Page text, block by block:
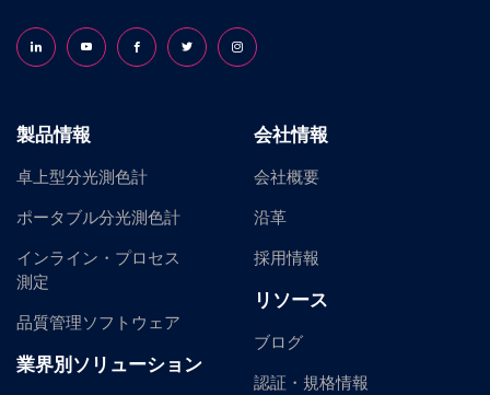
Follow us on LinkedInFollow us on YouTubeFollow us on Facebook
Follow us on X (formerly Twitter)
Follow us on Instagram
製品情報
卓上型分光測色計
ポータブル分光測色計
インライン・プロセス
測定
品質管理ソフトウェア
業界別ソリューション
会社情報
会社概要
沿革
採用情報
リソース
ブログ
認証・規格情報